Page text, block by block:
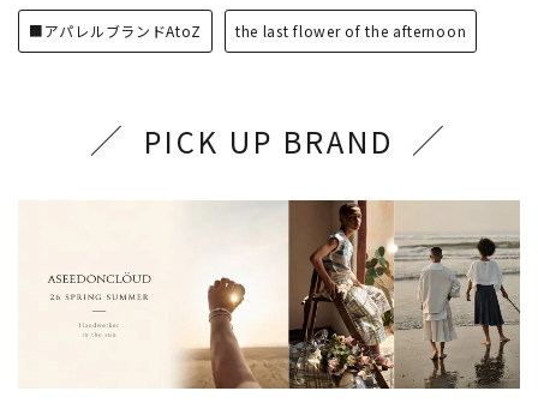
■アパレルブランドAtoZ the last flower of the afternoon
PICK UP BRAND